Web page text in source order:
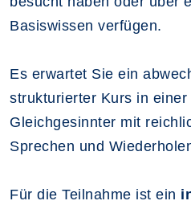
Basiswissen verfügen.
Es erwartet Sie ein
strukturierter Kurs in einer
Gleichgesinnter mit
Sprechen und
Für die Teilnahme ist ein